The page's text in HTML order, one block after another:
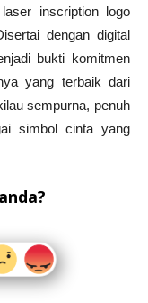
inscription logo
dengan digital
bukti komitmen
yang terbaik dari
sempurna, penuh
simbol cinta yang